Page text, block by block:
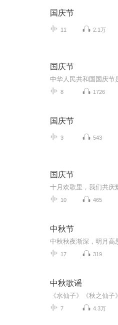
国庆节
11 2.1万
国庆节
8 1726
国庆节
3 543
国庆节
10 465
中秋节
17 319
中秋歌谣
7 4.3万